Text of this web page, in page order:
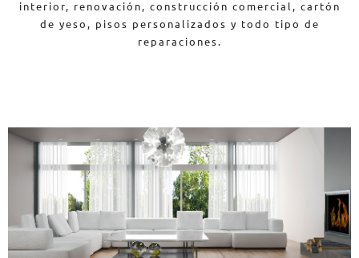
interior, renovación, construcción comercial, cartón
de yeso, pisos personalizados y todo tipo de
reparaciones.